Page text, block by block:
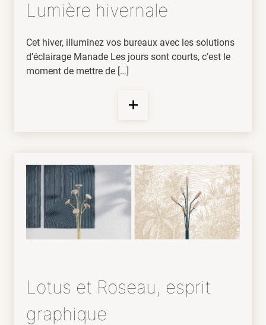
Lumière hivernale
Cet hiver, illuminez vos bureaux avec les solutions
d’éclairage Manade Les jours sont courts, c’est le
moment de mettre de […]
Lotus et Roseau, esprit
graphique